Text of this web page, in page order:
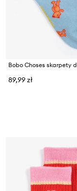
89,99 zł